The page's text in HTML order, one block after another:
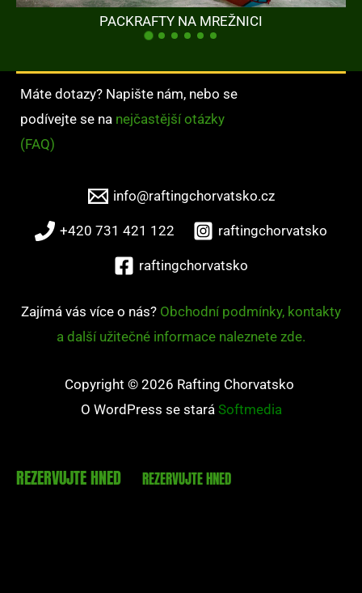
PACKRAFTY NA MREŽNICI
Máte dotazy? Napište nám, nebo se
podívejte se na nejčastější otázky
(FAQ)
info@raftingchorvatsko.cz
+420 731 421 122 raftingchorvatsko
raftingchorvatsko
Zajímá vás více o nás? Obchodní podmínky, kontakty
a další užitečné informace naleznete zde.
Copyright © 2026 Rafting Chorvatsko
O WordPress se stará Softmedia
REZERVUJTE HNED REZERVUJTE HNED